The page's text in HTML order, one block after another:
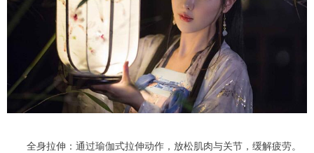
全身拉伸：通过瑜伽式拉伸动作，放松肌肉与关节，缓解疲劳。